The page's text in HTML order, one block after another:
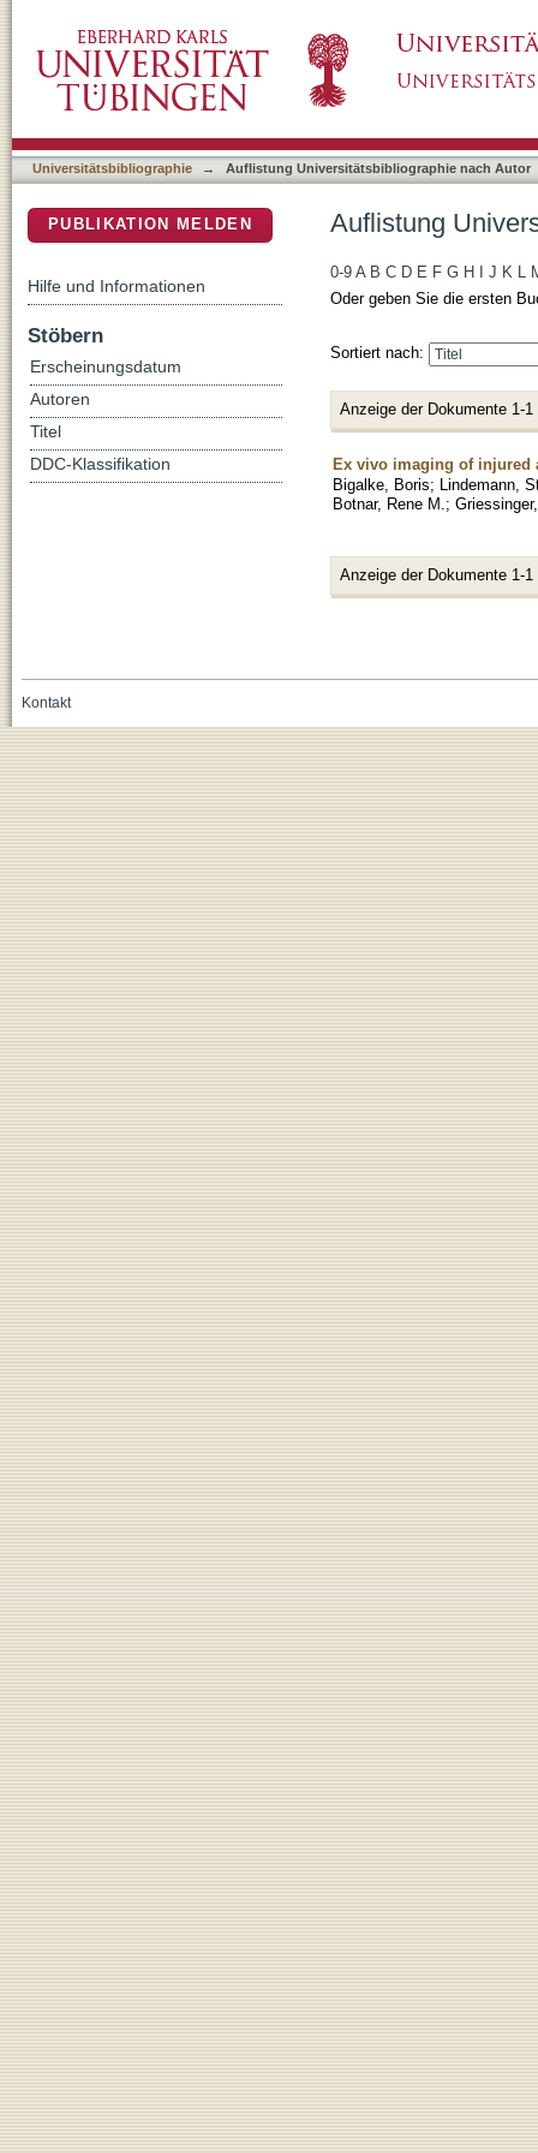
Universitätsbibliographie → Auflistung Universitätsbibliographie nach Autor
Auflistung
0-9 A B C D E F G H J K L
Oder geben Sie die ersten
Sortiert nach:
Anzeige der Dokumente 1-1
Ex vivo imaging of injured
Bigalke, Boris; Lindemann,
Botnar, Rene M. ;
Anzeige der Dokumente 1-1
PUBLIKATION MELDEN
Hilfe und Informationen
Stöbern
Erscheinungsdatum
Autoren
Titel
DDC-Klassifikation
Kontakt